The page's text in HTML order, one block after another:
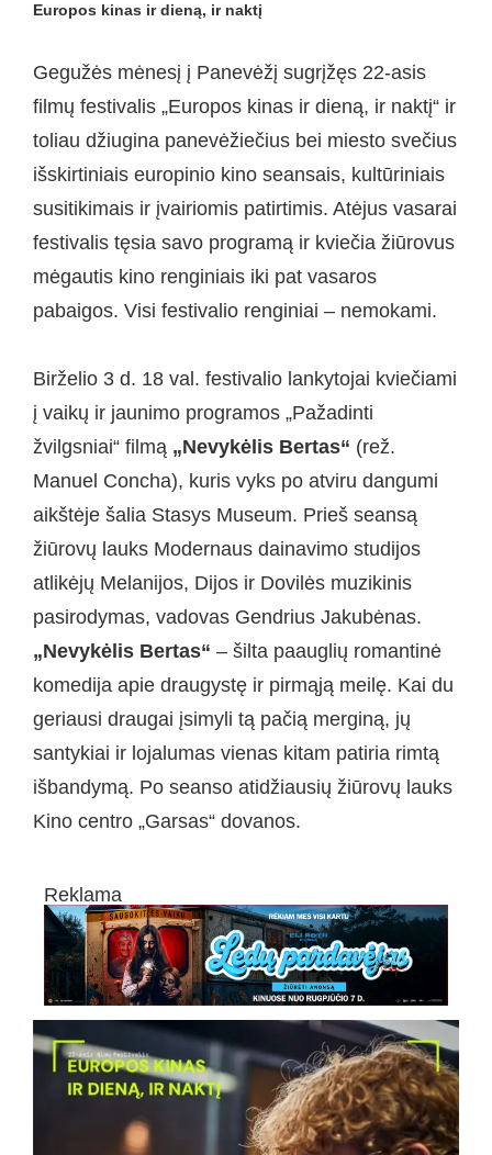
Europos kinas ir dieną, ir naktį
Gegužės mėnesį į Panevėžį sugrįžęs 22-asis
filmų festivalis „Europos kinas ir dieną, ir naktį“ ir
toliau džiugina panevėžiečius bei miesto svečius
išskirtiniais europinio kino seansais, kultūriniais
susitikimais ir įvairiomis patirtimis. Atėjus vasarai
festivalis tęsia savo programą ir kviečia žiūrovus
mėgautis kino renginiais iki pat vasaros
pabaigos. Visi festivalio renginiai – nemokami.
Birželio 3 d. 18 val. festivalio lankytojai kviečiami
į vaikų ir jaunimo programos „Pažadinti
žvilgsniai“ filmą „Nevykėlis Bertas“ (rež.
Manuel Concha), kuris vyks po atviru dangumi
aikštėje šalia Stasys Museum. Prieš seansą
žiūrovų lauks Modernaus dainavimo studijos
atlikėjų Melanijos, Dijos ir Dovilės muzikinis
pasirodymas, vadovas Gendrius Jakubėnas.
„Nevykėlis Bertas“ – šilta paauglių romantinė
komedija apie draugystę ir pirmąją meilę. Kai du
geriausi draugai įsimyli tą pačią merginą, jų
santykiai ir lojalumas vienas kitam patiria rimtą
išbandymą. Po seanso atidžiausių žiūrovų lauks
Kino centro „Garsas“ dovanos.
Reklama